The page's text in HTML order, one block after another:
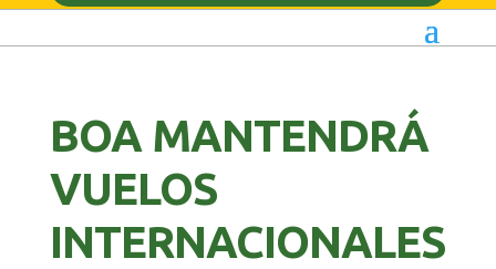
BOA MANTENDRÁ
VUELOS
INTERNACIONALES